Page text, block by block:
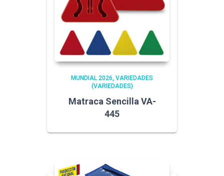
MUNDIAL 2026 VARIEDADES
(VARIEDADES)
Matraca Sencilla VA-
445